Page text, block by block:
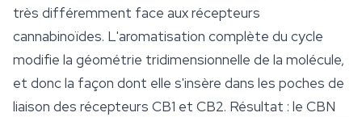
très différemment face aux récepteurs
cannabinoïdes. L'aromatisation complète du cycle
modifie la géométrie tridimensionnelle de la molécule,
et donc la façon dont elle s'insère dans les poches de
liaison des récepteurs CB1 et CB2. Résultat : le CBN